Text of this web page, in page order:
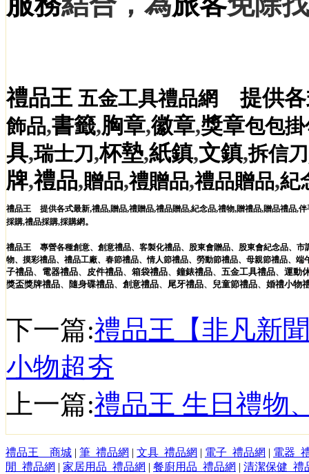
禮品王 五金工具禮品網 提供
飾品,書籤,胸章,徽章,獎章包包
具,瑞士刀,杯墊,紙鎮,文鎮,拆信刀
牌,禮品,贈品,禮贈品,禮品贈品,紀
禮品王 提供各式最新,禮品,贈品,禮贈品,禮品贈品,紀念品,禮物,贈禮品,贈品禮品,伴
採購,禮品採購,採購網。
禮品王 專營各種創意、 創意禮品、 客製化禮品、 股東會贈品、 股東會紀念品、 市
物、 摸彩禮品、 禮品工廠、 春節禮品、情人節禮品、 勞動節禮品、 母親節禮品、 端
子禮品、 電器禮品、 皮件禮品、 箱袋禮品、 鐘錶禮品、 五金工具禮品、 運動
獎盃獎牌禮品、 隨身碟禮品、 創意禮品、 尾牙禮品、 兒童節禮品、 婚禮小物
下一篇:禮品王【非凡新
小物超夯
上一篇:禮品王 生日禮物
禮品王 商城 | 筆_禮品網 | 文具_禮品網 | 電子_禮品網 | 電器_
閒_禮品網 | 家居用品_禮品網 | 餐廚用品_禮品網 | 清潔保健_禮